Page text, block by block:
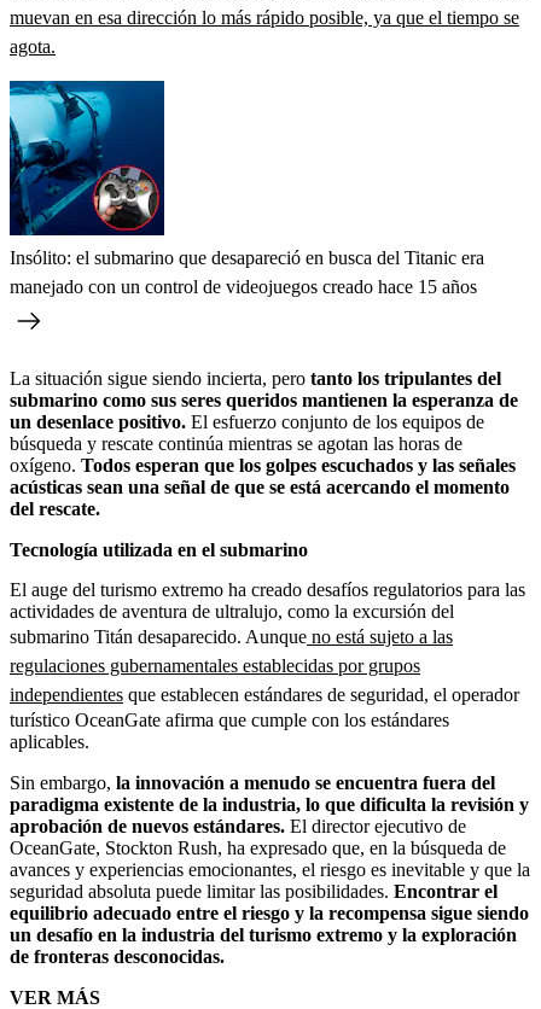
muevan en esa dirección lo más rápido posible, ya que el tiempo se
agota.
Insólito: el submarino que desapareció en busca del Titanic era
manejado con un control de videojuegos creado hace 15 años
La situación sigue siendo incierta, pero tanto los tripulantes del
submarino como sus seres queridos mantienen la esperanza de
un desenlace positivo. El esfuerzo conjunto de los equipos de
búsqueda y rescate continúa mientras se agotan las horas de
oxígeno. Todos esperan que los golpes escuchados y las señales
acústicas sean una señal de que se está acercando el momento
del rescate.
Tecnología utilizada en el submarino
El auge del turismo extremo ha creado desafíos regulatorios para las
actividades de aventura de ultralujo, como la excursión del
submarino Titán desaparecido. Aunque no está sujeto a las
regulaciones gubernamentales establecidas por grupos
independientes que establecen estándares de seguridad, el operador
turístico OceanGate afirma que cumple con los estándares
aplicables.
Sin embargo, la innovación a menudo se encuentra fuera del
paradigma existente de la industria, lo que dificulta la revisión y
aprobación de nuevos estándares. El director ejecutivo de
OceanGate, Stockton Rush, ha expresado que, en la búsqueda de
avances y experiencias emocionantes, el riesgo es inevitable y que la
seguridad absoluta puede limitar las posibilidades. Encontrar el
equilibrio adecuado entre el riesgo y la recompensa sigue siendo
un desafío en la industria del turismo extremo y la exploración
de fronteras desconocidas.
VER MÁS